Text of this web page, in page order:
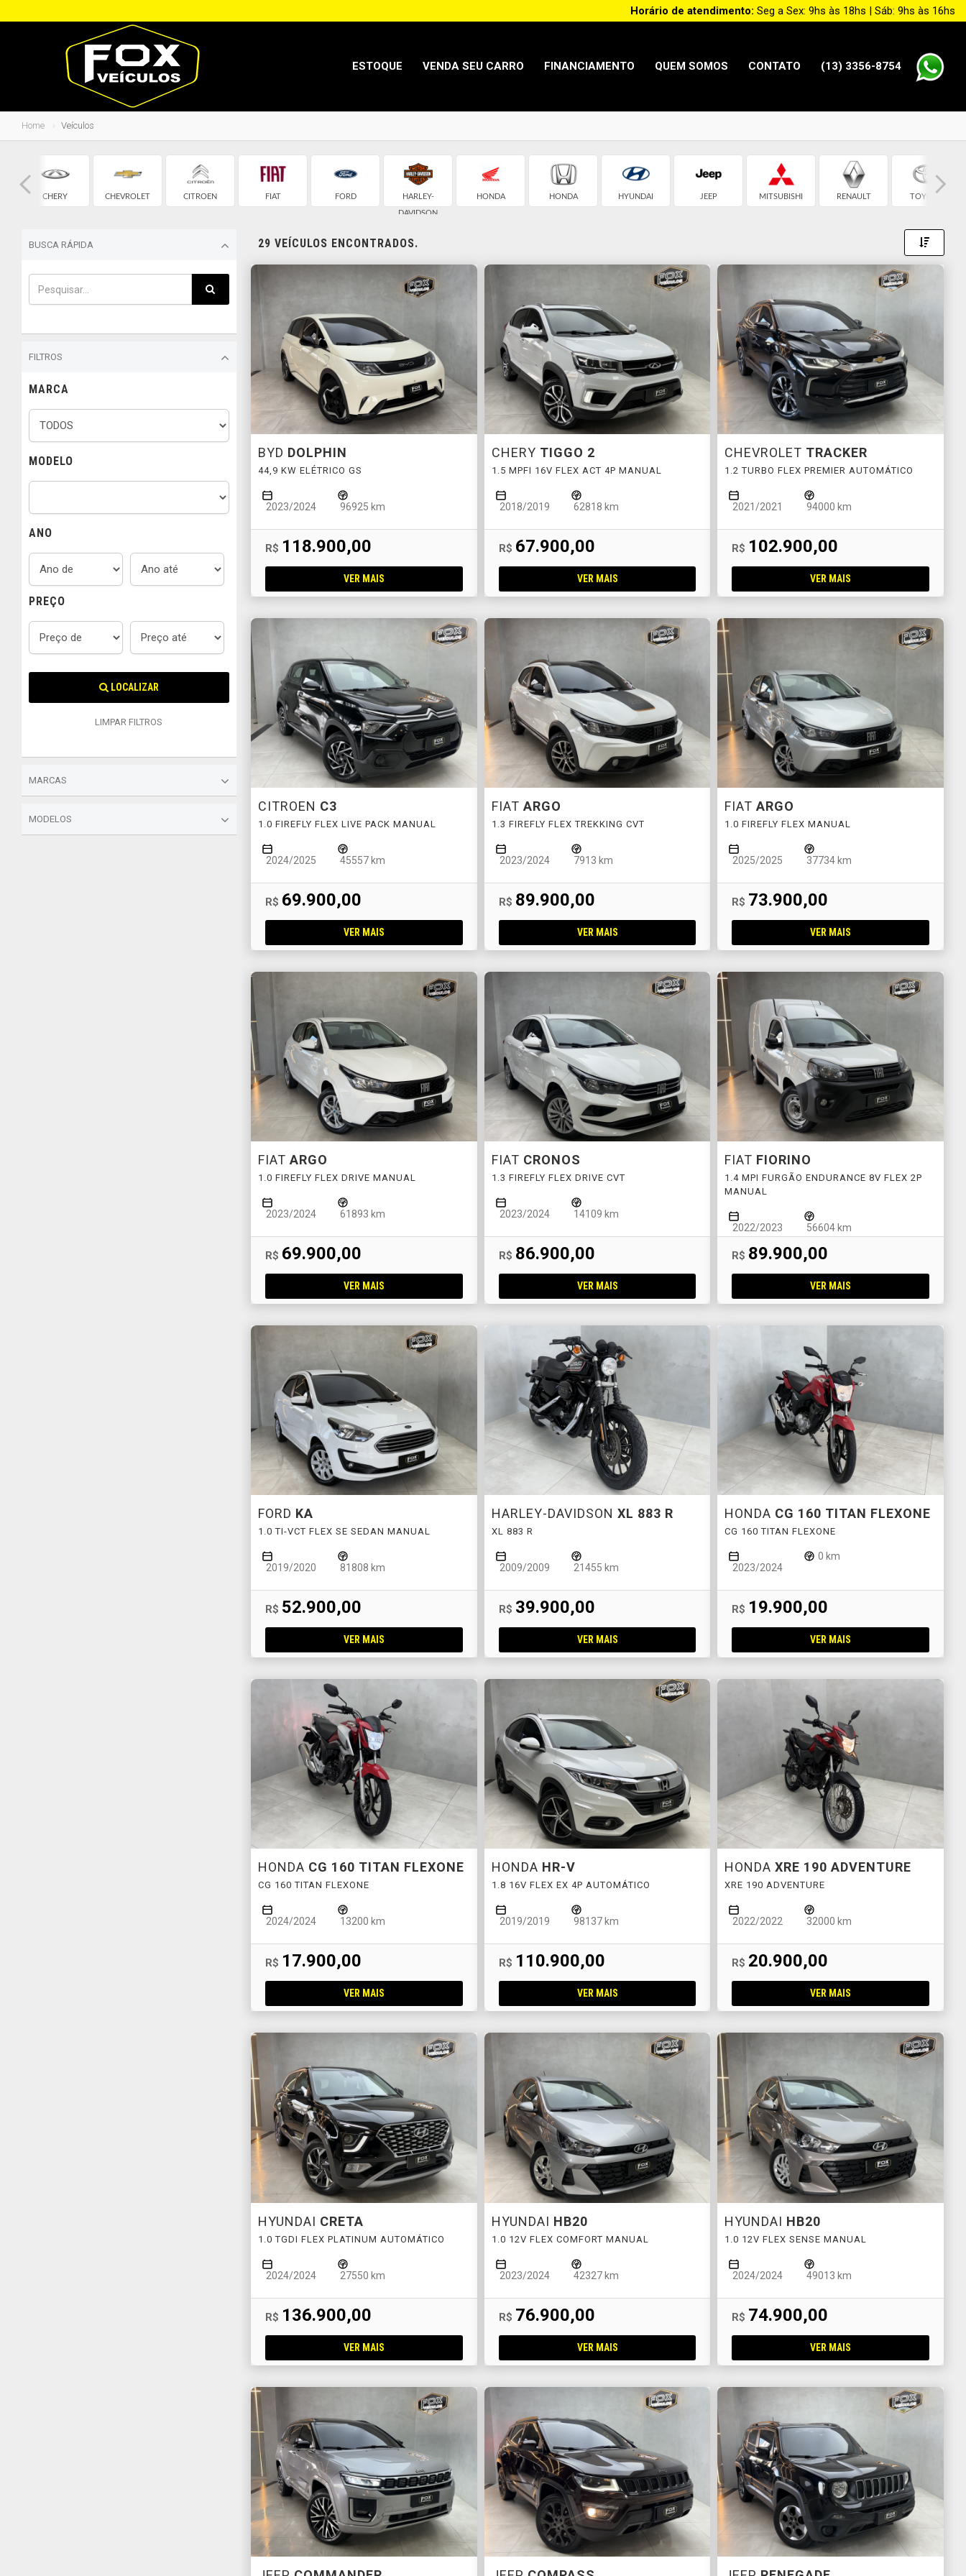
Horário de atendimento: Seg a Sex: 9hs às 18hs | Sáb: 9hs às 16hs
ESTOQUE VENDA SEU CARRO FINANCIAMENTO QUEM SOMOS CONTATO (13) 3356-8754
Home Veículos
CHERY CHEVROLET CITROEN FIAT FORD HARLEY-
DAVIDSON
HONDA HONDA HYUNDAI JEEP MITSUBISHI RENAULT TOYOTA
BUSCA RÁPIDA
FILTROS
MARCA
MODELO
ANO
PREÇO
LOCALIZAR
LIMPAR FILTROS
MARCAS
MODELOS
29 VEÍCULOS ENCONTRADOS. Toggle
BYD DOLPHIN
44,9 KW ELÉTRICO GS
2023/2024 96925 km
R$ 118.900,00
VER MAIS
CHERY TIGGO 2
1.5 MPFI 16V FLEX ACT 4P MANUAL
2018/2019 62818 km
R$ 67.900,00
VER MAIS
CHEVROLET TRACKER
1.2 TURBO FLEX PREMIER AUTOMÁTICO
2021/2021 94000 km
R$ 102.900,00
VER MAIS
CITROEN C3
1.0 FIREFLY FLEX LIVE PACK MANUAL
2024/2025 45557 km
R$ 69.900,00
VER MAIS
FIAT ARGO
1.3 FIREFLY FLEX TREKKING CVT
2023/2024 7913 km
R$ 89.900,00
VER MAIS
FIATARGO
1.0 FIREFLY FLEX MANUAL
2025/2025 37734 km
R$ 73.900,00
VER MAIS
FIATARGO
1.0 FIREFLY FLEX DRIVE MANUAL
2023/2024 61893 km
R$ 69.900,00
VER MAIS
FIAT CRONOS
1.3 FIREFLY FLEX DRIVE CVT
2023/2024 14109 km
R$ 86.900,00
VER MAIS
FIAT FIORINO
1.4 MPI FURGÃO ENDURANCE 8V FLEX 2P
MANUAL
2022/2023 56604 km
R$ 89.900,00
VER MAIS
FORD KA
1.0 TI-VCT FLEX SE SEDAN MANUAL
2019/2020 81808 km
R$ 52.900,00
VER MAIS
HARLEY-DAVIDSON XL 883 R
XL 883 R
2009/2009 21455 km
R$ 39.900,00
VER MAIS
HONDA CG 160 TITAN FLEXONE
CG 160 TITAN FLEXONE
2023/2024
0 km
R$ 19.900,00
VER MAIS
HONDA CG 160 TITAN FLEXONE
CG 160 TITAN FLEXONE
2024/2024 13200 km
R$ 17.900,00
VER MAIS
HONDA HR-V
1.8 16V FLEX EX 4P AUTOMÁTICO
2019/2019 98137 km
R$ 110.900,00
VER MAIS
HONDAXRE 190 ADVENTURE
XRE 190 ADVENTURE
2022/2022 32000 km
R$ 20.900,00
VER MAIS
HYUNDAI CRETA
1.0 TGDI FLEX PLATINUM AUTOMÁTICO
2024/2024 27550 km
R$ 136.900,00
VER MAIS
HYUNDAI HB20
1.0 12V FLEX COMFORT MANUAL
2023/2024 42327 km
R$ 76.900,00
VER MAIS
HYUNDAI HB20
1.0 12V FLEX SENSE MANUAL
2024/2024 49013 km
R$ 74.900,00
VER MAIS